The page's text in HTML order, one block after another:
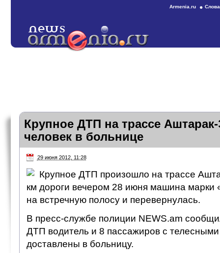
Armenia.ru
Крупное ДТП на трассе
человек в больнице
29 июня 2012, 11:28
Крупное ДТП произошло на трассе
км дороги вечером 28 июня машина марки
на встречную полосу и перевернулась.
В пресс-службе полиции NEWS.am
ДТП водитель и 8 пассажиров с
доставлены в больницу.